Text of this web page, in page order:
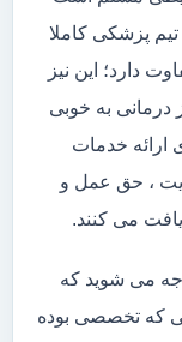
پزشکی کاملا
دارد؛ این نیز
به خوبی
ارائه خدمات
، حق عمل و
می کنند.
می شوید که
که تخصصی بوده